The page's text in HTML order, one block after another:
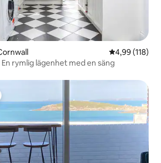
4,99 av 5 i
4,99 (118)
rymlig lägenhet med en säng